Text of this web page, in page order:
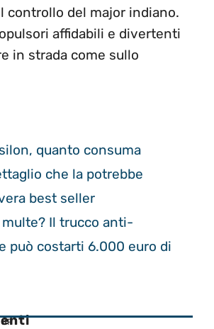
controllo del major indiano.
affidabili e divertenti
in strada come sullo
quanto consuma
che la potrebbe
best seller
Il trucco anti-
può costarti 6.000 euro di